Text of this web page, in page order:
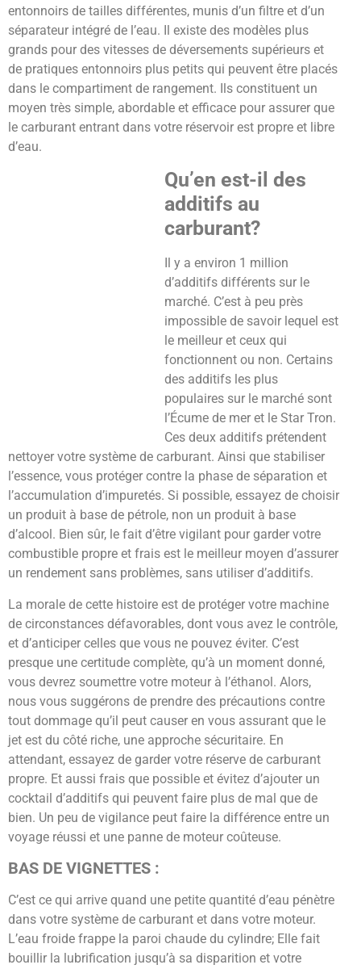
entonnoirs de tailles différentes, munis d’un filtre et d’un
séparateur intégré de l’eau. Il existe des modèles plus
grands pour des vitesses de déversements supérieurs et
de pratiques entonnoirs plus petits qui peuvent être placés
dans le compartiment de rangement. Ils constituent un
moyen très simple, abordable et efficace pour assurer que
le carburant entrant dans votre réservoir est propre et libre
d’eau.
Qu’en est-il des
additifs au
carburant?
Il y a environ 1 million
d’additifs différents sur le
marché. C’est à peu près
impossible de savoir lequel est
le meilleur et ceux qui
fonctionnent ou non. Certains
des additifs les plus
populaires sur le marché sont
l’Écume de mer et le Star Tron.
Ces deux additifs prétendent
nettoyer votre système de carburant. Ainsi que stabiliser
l’essence, vous protéger contre la phase de séparation et
l’accumulation d’impuretés. Si possible, essayez de choisir
un produit à base de pétrole, non un produit à base
d’alcool. Bien sûr, le fait d’être vigilant pour garder votre
combustible propre et frais est le meilleur moyen d’assurer
un rendement sans problèmes, sans utiliser d’additifs.
La morale de cette histoire est de protéger votre machine
de circonstances défavorables, dont vous avez le contrôle,
et d’anticiper celles que vous ne pouvez éviter. C’est
presque une certitude complète, qu’à un moment donné,
vous devrez soumettre votre moteur à l’éthanol. Alors,
nous vous suggérons de prendre des précautions contre
tout dommage qu’il peut causer en vous assurant que le
jet est du côté riche, une approche sécuritaire. En
attendant, essayez de garder votre réserve de carburant
propre. Et aussi frais que possible et évitez d’ajouter un
cocktail d’additifs qui peuvent faire plus de mal que de
bien. Un peu de vigilance peut faire la différence entre un
voyage réussi et une panne de moteur coûteuse.
BAS DE VIGNETTES :
C’est ce qui arrive quand une petite quantité d’eau pénètre
dans votre système de carburant et dans votre moteur.
L’eau froide frappe la paroi chaude du cylindre; Elle fait
bouillir la lubrification jusqu’à sa disparition et votre